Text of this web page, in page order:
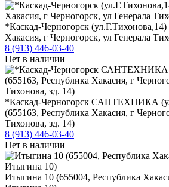
*Каскад-Черногорск
Хакасия, г Черногорск, ул Генерала
8 (913) 446-03-40
Нет в наличии
*Каскад-Черногорск САНТЕХНИКА
(655163, Республика Хакасия, г
Тихонова, зд. 14)
8 (913) 446-03-40
Нет в наличии
Итыгина 10 (655004, Республика